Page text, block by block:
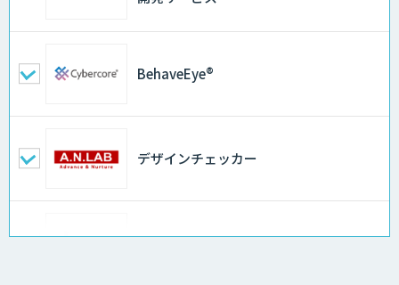
BehaveEye®
デザインチェッカー
地理空間DX ソリューション